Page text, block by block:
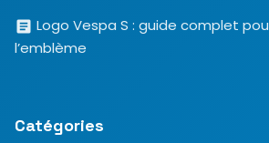
Logo Vespa S : guide complet
l’emblème
Catégories